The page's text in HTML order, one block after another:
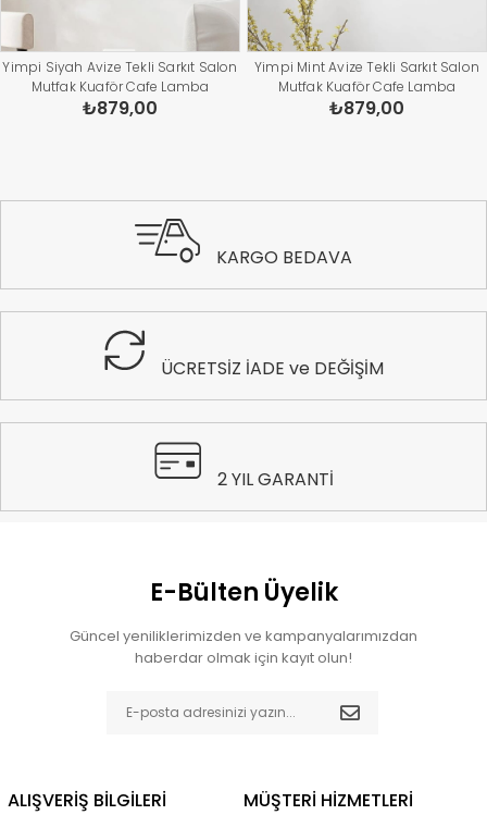
Yimpi Siyah Avize Tekli Sarkıt Salon
Mutfak Kuaför Cafe Lamba
Dekoratif Aydınlatma Pastane
₺879,00
Yimpi Mint Avize Tekli Sarkıt Salon
Mutfak Kuaför Cafe Lamba
Dekoratif Aydınlatma Pastane
₺879,00
KARGO BEDAVA
ÜCRETSİZ İADE ve DEĞİŞİM
2 YIL GARANTİ
E-Bülten Üyelik
Güncel yeniliklerimizden ve kampanyalarımızdan
haberdar olmak için kayıt olun!
ALIŞVERİŞ BİLGİLERİ MÜŞTERİ HİZMETLERİ